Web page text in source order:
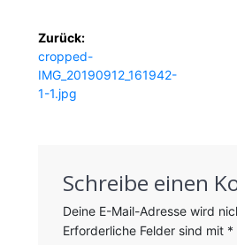
Beitragsnavigation
Zurück:
Vorheriger
Beitrag:
cropped-
IMG_20190912_161942-
1-1.jpg
Schreibe einen
Deine E-Mail-Adresse wird
Erforderliche Felder sind mit *